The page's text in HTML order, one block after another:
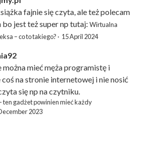
fajnie się czyta, ale też polecam
jest też super np tutaj: Wirtualna
– co to takiego? · 15 April 2024
można mieć męża programistę i
na stronie internetowej i nie nosić
się np na czytniku.
ten gadżet powinien mieć każdy
2023